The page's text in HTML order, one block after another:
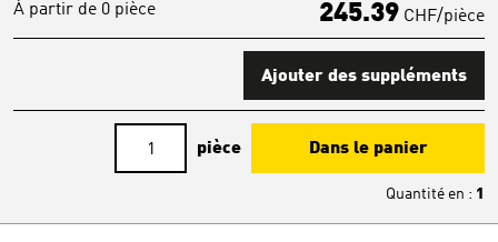
À partir de 0 pièce 245.39 CHF/pièce
Ajouter des suppléments
pièce Dans le panier
Quantité en : 1